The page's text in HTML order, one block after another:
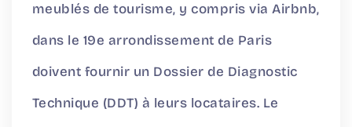
meublés de tourisme, y compris via Airbnb,
dans le 19e arrondissement de Paris
doivent fournir un Dossier de Diagnostic
Technique (DDT) à leurs locataires. Le